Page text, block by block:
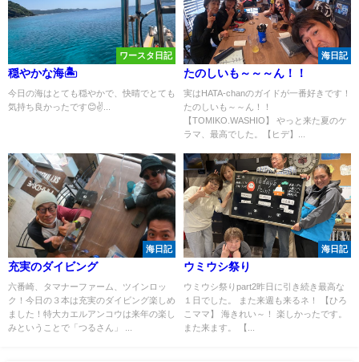
ワースタ日記
穏やかな海🏝️
今日の海はとても穏やかで、快晴でとても
気持ち良かったです😊✌️...
海日記
たのしいも～～～ん！！
実はHATA-chanのガイドが一番好きです！
たのしいも～～ん！！
【TOMIKO.WASHIO】 やっと来た夏のケ
ラマ、最高でした。【ヒデ】...
海日記
充実のダイビング
六番崎、タマナーファーム、ツインロッ
ク！今日の３本は充実のダイビング楽しめ
ました！特大カエルアンコウは来年の楽し
みということで「つるさん」 ...
海日記
ウミウシ祭り
ウミウシ祭りpart2昨日に引き続き最高な
１日でした。 また来週も来るネ！ 【ひろ
こママ】 海きれい～！ 楽しかったです。
また来ます。 【...